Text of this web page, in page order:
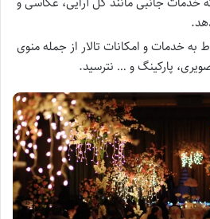
به خدمات و امکانات تالار از جمله منوی
پارکینگ و … نترسید.